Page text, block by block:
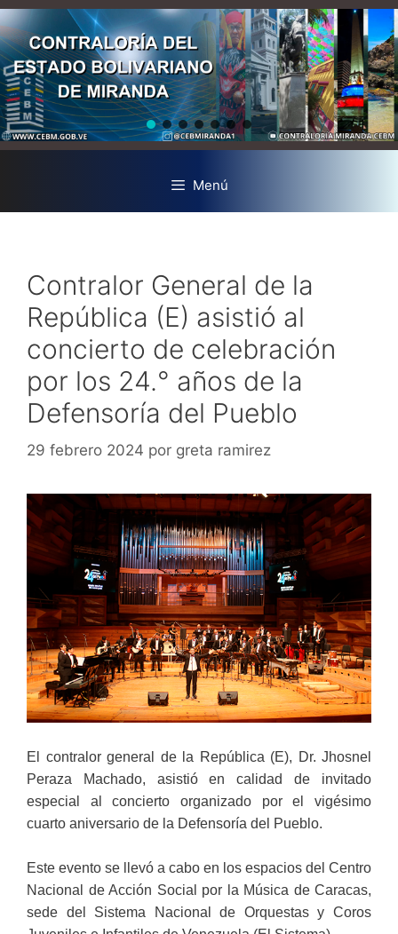
Menú
Contralor General de la
República (E) asistió al
concierto de celebración
por los 24.° años de la
Defensoría del Pueblo
29 febrero 2024 por greta ramirez
El contralor general de la República (E), Dr. Jhosnel
Peraza Machado, asistió en calidad de invitado
especial al concierto organizado por el vigésimo
cuarto aniversario de la Defensoría del Pueblo.
Este evento se llevó a cabo en los espacios del Centro
Nacional de Acción Social por la Música de Caracas,
sede del Sistema Nacional de Orquestas y Coros